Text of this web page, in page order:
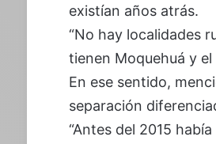
existían años atrás.
“No hay localidades
tienen Moquehuá y
En ese sentido,
separación
“Antes del 2015